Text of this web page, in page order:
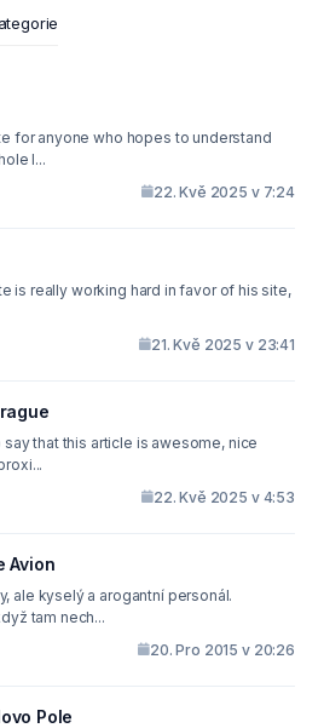
for anyone who hopes to understand
l...
22. Kvě 2025 v 7:24
hard in favor of his site,
21. Kvě 2025 v 23:41
that this article is awesome, nice
22. Kvě 2025 v 4:53
Avion
ale kyselý a arogantní personál.
tam nech...
20. Pro 2015 v 20:26
Pole